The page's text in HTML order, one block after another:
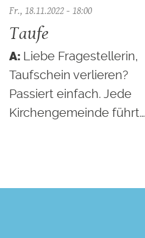
Fr., 18.11.2022 - 18:00
Taufe
Liebe Fragestellerin,
Taufschein verlieren?
Passiert einfach. Jede
Kirchengemeinde führt…